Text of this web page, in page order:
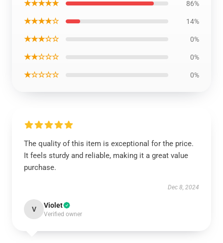
★★★★★ 86%
★★★★☆ 14%
★★★☆☆ 0%
★★☆☆☆ 0%
★☆☆☆☆ 0%
The quality of this item is exceptional for the price.
It feels sturdy and reliable, making it a great value
purchase.
Dec 8, 2024
V Violet
Verified owner